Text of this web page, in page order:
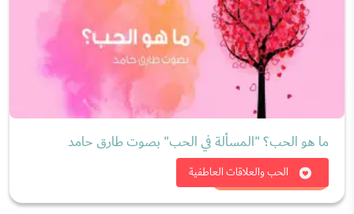
الحب والعلاقات العاطفية
ما هو الحب؟ "المسألة في الحب" بصوت طارق حامد
شاهد الان